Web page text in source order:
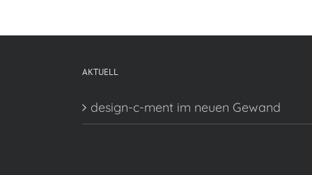
AKTUELL
design-c-ment im neuen Gewand